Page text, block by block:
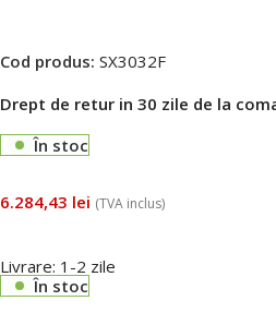
Cod produs: SX3032F
Drept de retur in 30 zile de la
În stoc
6.284,43 lei (TVA inclus)
Livrare: 1-2 zile
În stoc